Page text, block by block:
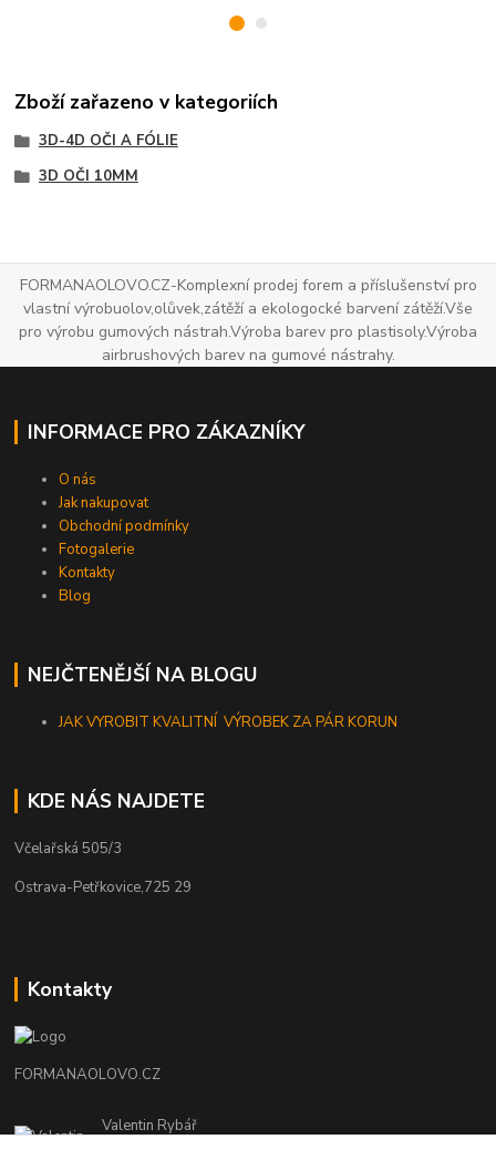
Zboží zařazeno v kategoriích
3D-4D OČI A FÓLIE
3D OČI 10MM
FORMANAOLOVO.CZ-Komplexní prodej forem a příslušenství pro
vlastní výrobuolov,olůvek,zátěží a ekologocké barvení zátěží.Vše
pro výrobu gumových nástrah.Výroba barev pro plastisoly.Výroba
airbrushových barev na gumové nástrahy.
INFORMACE PRO ZÁKAZNÍKY
O nás
Jak nakupovat
Obchodní podmínky
Fotogalerie
Kontakty
Blog
NEJČTENĚJŠÍ NA BLOGU
JAK VYROBIT KVALITNÍ VÝROBEK ZA PÁR KORUN
KDE NÁS NAJDETE
Včelařská 505/3
Ostrava-Petřkovice,725 29
Kontakty
FORMANAOLOVO.CZ
Valentin Rybář